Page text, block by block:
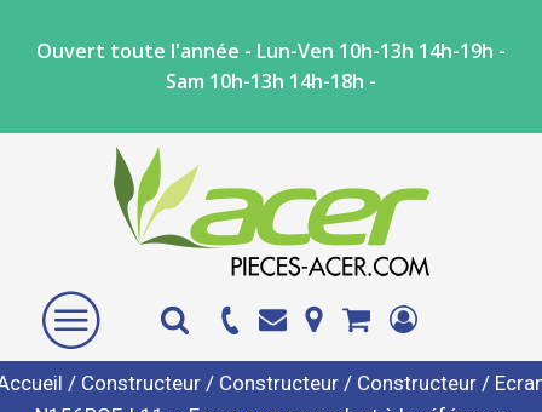
Ouvert toute l'année - Lun-Ven 10h-13h 14h-19h -
Sam 10h-13h 14h-18h -
/ Constructeur / Constructeur / Constructeur /